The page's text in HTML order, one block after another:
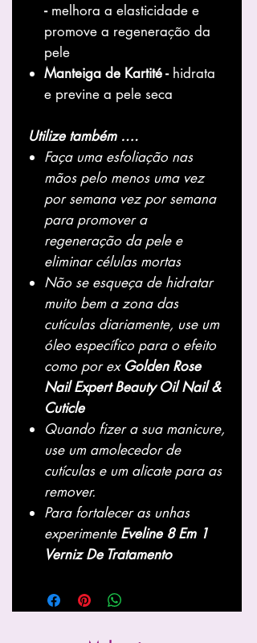
- melhora a elasticidade e
promove a regeneração da
pele
Manteiga de Kartité -hidrata
e previne a pele seca
Utilize também ….
Faça uma esfoliação nas
mãos pelo menos uma vez
por semana vez por semana
para promover a
regeneração da pele e
eliminar células mortas
Não se esqueça de hidratar
muito bem a zona das
cutículas diariamente, use um
óleo específico para o efeito
como por ex Golden Rose
Nail Expert Beauty Oil Nail &
Cuticle
Quando fizer a sua manicure,
use um amolecedor de
cutículas e um alicate para as
remover.
Para fortalecer as unhas
experimente Eveline 8 Em 1
Verniz De Tratamento